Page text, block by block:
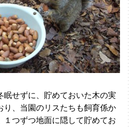
眠せずに、貯めておいた木の実
り、当園のリスたちも飼育係か
１つずつ地面に隠して貯めてお